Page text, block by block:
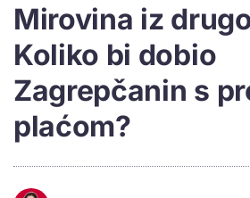
Mirovina iz
Koliko bi dobio
Zagrepčanin s
plaćom?